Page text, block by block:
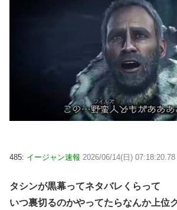
485: イージャン速報 2026/06/14(日) 07:18:20.78
タシンが黒幕ってネタバレくらって
いつ裏切るのかやってたらなんか上位